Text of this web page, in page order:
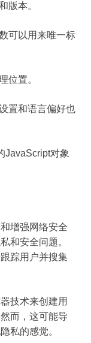
本。
可以用来唯一标
置。
置和语言偏好也
对象
增强网络安全
和安全问题。
踪用户并搜集
技术来创建用
而，这可能导
私的感觉。